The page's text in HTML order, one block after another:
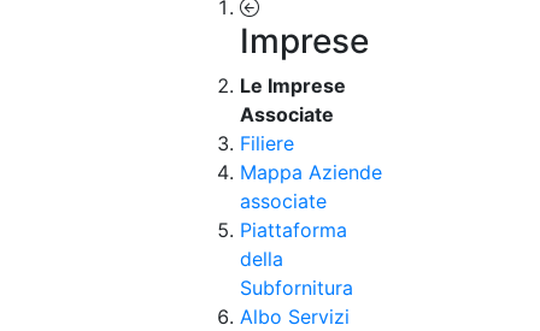
Imprese
Le Imprese
Associate
Filiere
Mappa Aziende
associate
Piattaforma
della
Subfornitura
Albo Servizi